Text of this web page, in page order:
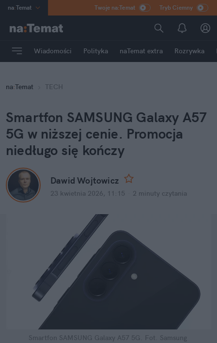
na:Temat
Poland
mama
Rozrywka
Twoje na:Temat Tryb Ciemny
Wiadomości Polityka naTemat extra Rozrywka
na:Temat TECH
Smartfon SAMSUNG Galaxy A57
5G w niższej cenie. Promocja
niedługo się kończy
Dawid Wojtowicz
23 kwietnia 2026, 11:15 2 minuty czytania
Smartfon SAMSUNG Galaxy A57 5G. Fot. Samsung